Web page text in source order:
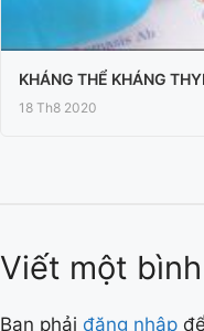
KHÁNG THỂ KHÁNG
18 Th8 2020
Viết một
Bạn phải đăng nhập